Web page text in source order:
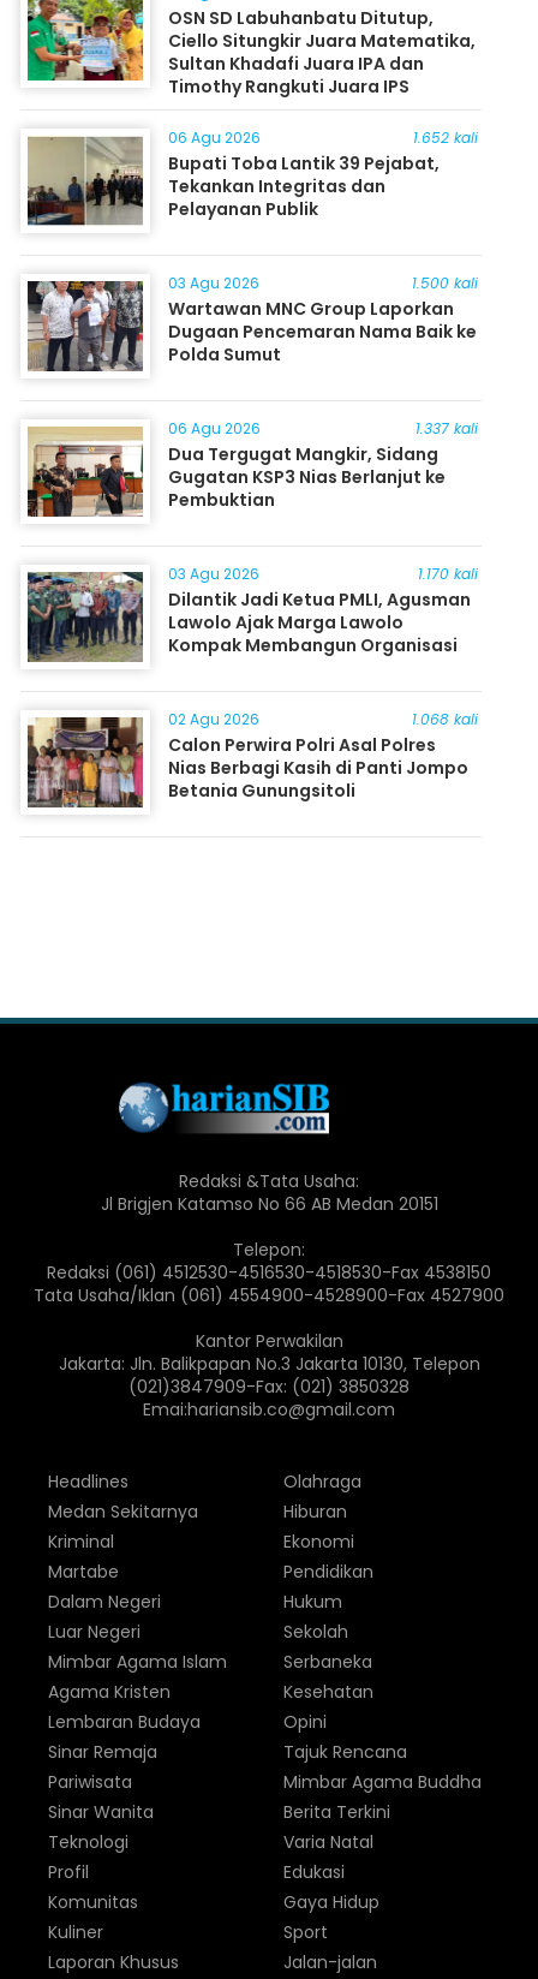
OSN SD Labuhanbatu Ditutup,
Ciello Situngkir Juara Matematika,
Sultan Khadafi Juara IPA dan
Timothy Rangkuti Juara IPS
06 Agu 2026 1.652 kali
Bupati Toba Lantik 39 Pejabat,
Tekankan Integritas dan
Pelayanan Publik
03 Agu 2026 1.500 kali
Wartawan MNC Group Laporkan
Dugaan Pencemaran Nama Baik ke
Polda Sumut
06 Agu 2026 1.337 kali
Dua Tergugat Mangkir, Sidang
Gugatan KSP3 Nias Berlanjut ke
Pembuktian
03 Agu 2026 1.170 kali
Dilantik Jadi Ketua PMLI, Agusman
Lawolo Ajak Marga Lawolo
Kompak Membangun Organisasi
02 Agu 2026 1.068 kali
Calon Perwira Polri Asal Polres
Nias Berbagi Kasih di Panti Jompo
Betania Gunungsitoli
Redaksi &Tata Usaha:
Jl Brigjen Katamso No 66 AB Medan 20151
Telepon:
Redaksi (061) 4512530-4516530-4518530-Fax 4538150
Tata Usaha/Iklan (061) 4554900-4528900-Fax 4527900
Kantor Perwakilan
Jakarta: Jln. Balikpapan No.3 Jakarta 10130, Telepon
(021)3847909-Fax: (021) 3850328
Emai:hariansib.co@gmail.com
Headlines
Medan Sekitarnya
Kriminal
Martabe
Dalam Negeri
Luar Negeri
Olahraga
Hiburan
Ekonomi
Pendidikan
Hukum
Sekolah
Mimbar Agama Islam
Agama Kristen
Lembaran Budaya
Sinar Remaja
Pariwisata
Sinar Wanita
Serbaneka
Kesehatan
Opini
Tajuk Rencana
Mimbar Agama Buddha
Berita Terkini
Teknologi
Profil
Komunitas
Kuliner
Laporan Khusus
Varia Natal
Edukasi
Gaya Hidup
Sport
Jalan-jalan